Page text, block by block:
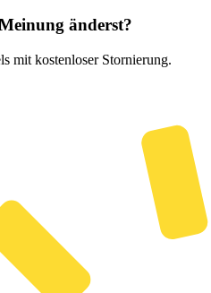
änderst?
mit kostenloser Stornierung.